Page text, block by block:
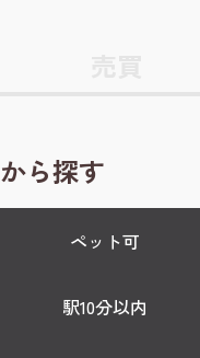
から探す
ペット可
駅10分以内